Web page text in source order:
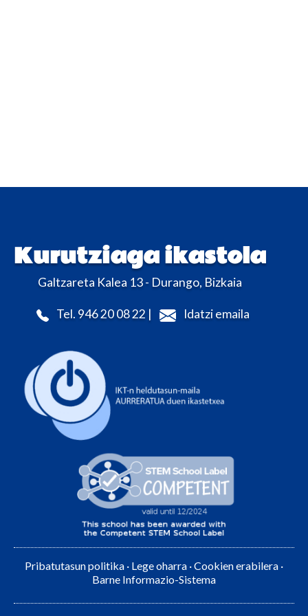
Kurutziaga ikastola
Galtzareta Kalea 13 - Durango, Bizkaia
Tel. 946 20 08 22 | Idatzi emaila
Pribatutasun politika · Lege oharra ·Cookien erabilera ·
Barne Informazio-Sistema